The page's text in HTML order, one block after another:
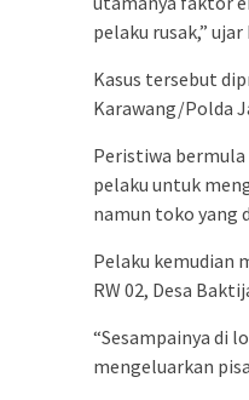
pelaku rusak,”
Kasus tersebut
Karawang/Polda
Peristiwa bermula
pelaku untuk
namun toko yang
Pelaku kemudian
RW 02, Desa
“Sesampainya di
mengeluarkan